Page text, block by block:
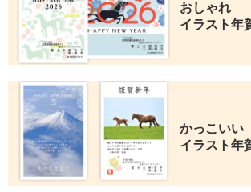
おしゃれ
イラスト年
かっこいい
イラスト年